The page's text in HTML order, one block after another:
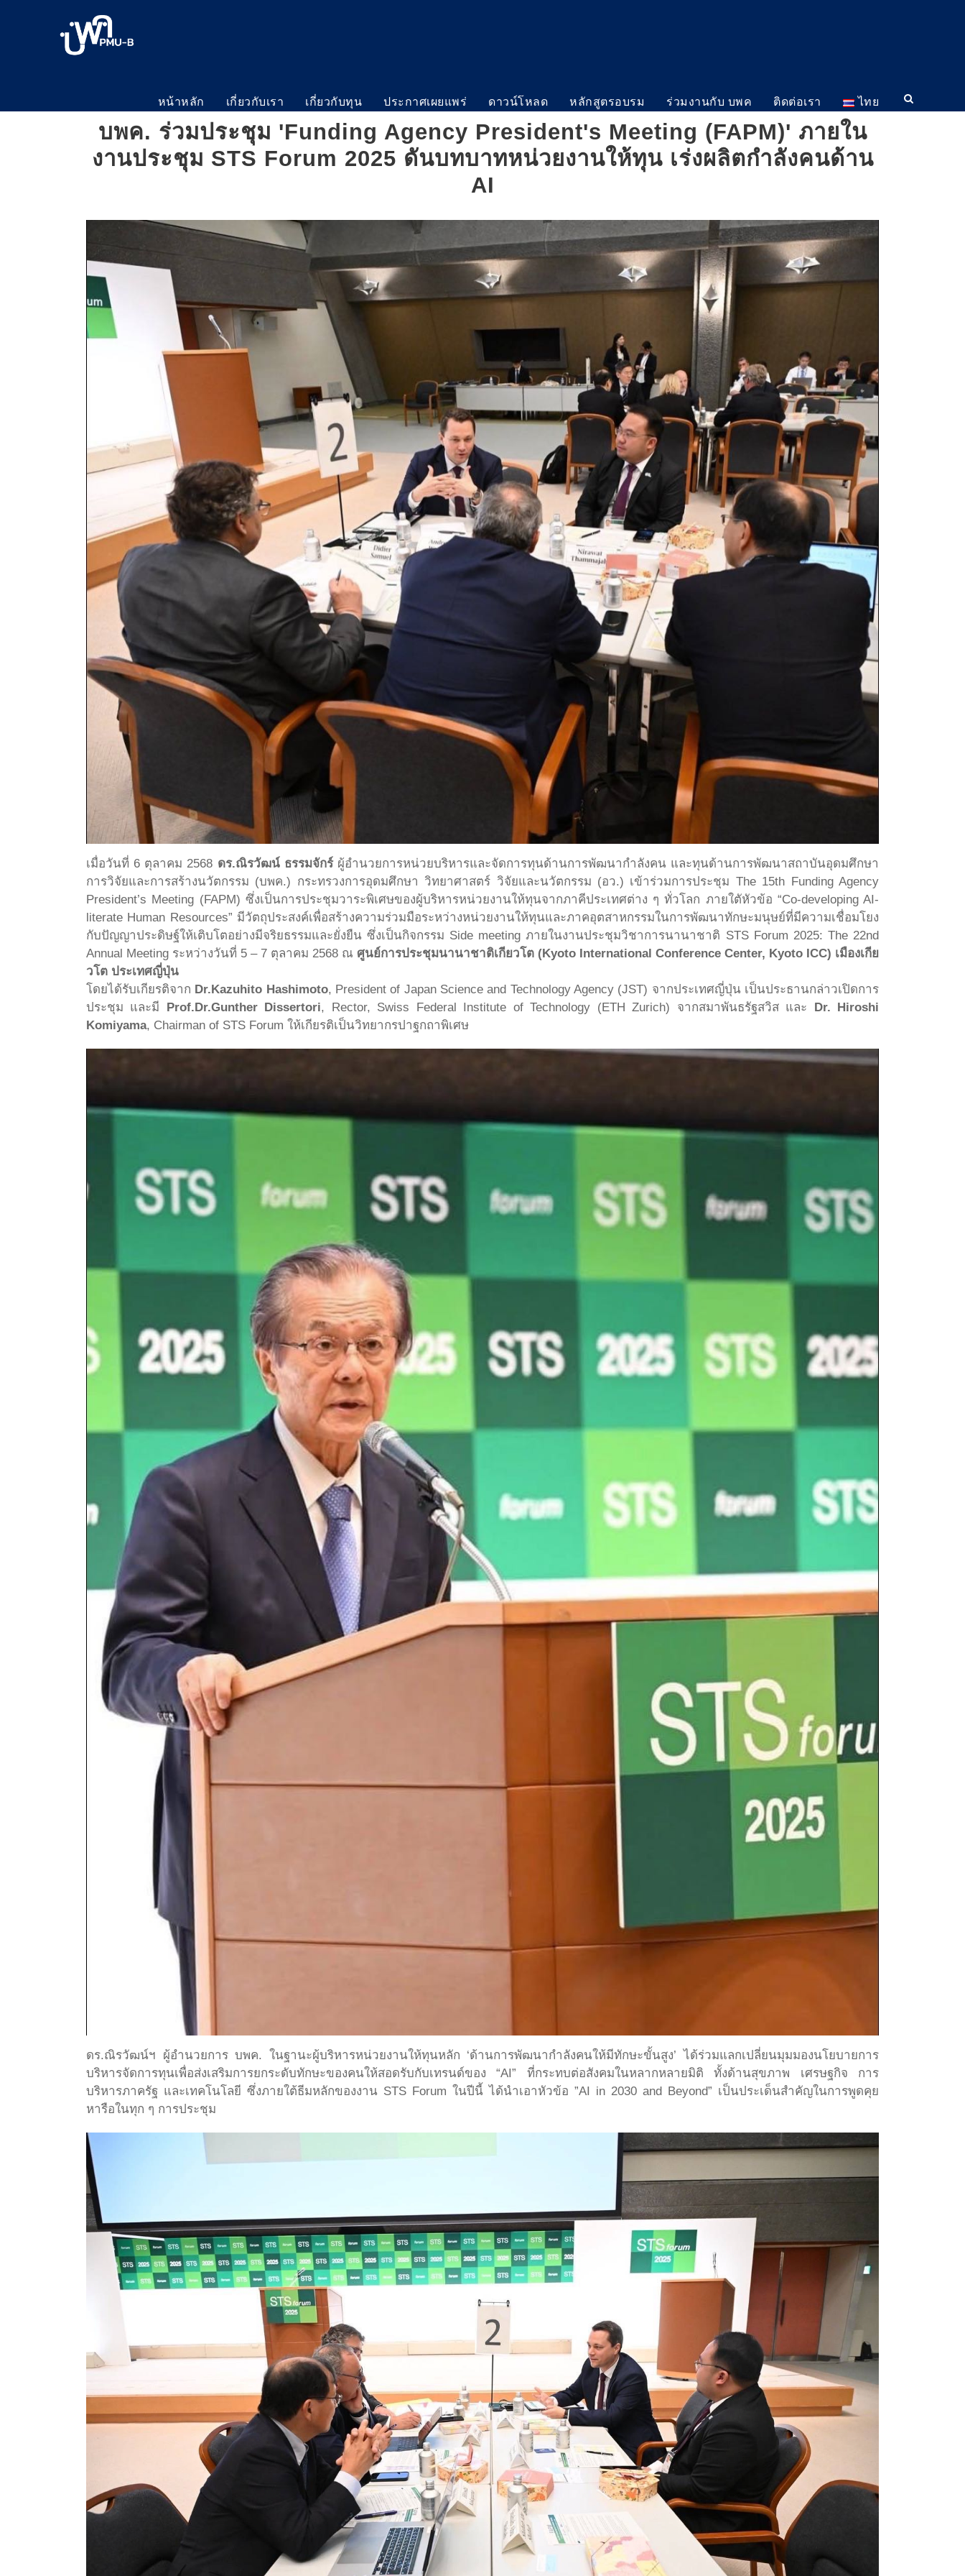
หน้าหลัก เกี่ยวกับเรา เกี่ยวกับทุน ประกาศเผยแพร่ ดาวน์โหลด หลักสูตรอบรม ร่วมงานกับ บพค ติดต่อเรา ไทย
บพค. ร่วมประชุม 'Funding Agency President's Meeting (FAPM)' ภายใน
งานประชุม STS Forum 2025 ดันบทบาทหน่วยงานให้ทุน เร่งผลิตกำลังคนด้าน
AI
เมื่อวันที่ 6 ตุลาคม 2568 ดร.ณิรวัฒน์ ธรรมจักร์ผู้อำนวยการหน่วยบริหารและจัดการทุนด้านการพัฒนากำลังคน และทุนด้านการพัฒนาสถาบันอุดมศึกษา
การวิจัยและการสร้างนวัตกรรม (บพค.) กระทรวงการอุดมศึกษา วิทยาศาสตร์ วิจัยและนวัตกรรม (อว.) เข้าร่วมการประชุม The 15th Funding Agency
President’s Meeting (FAPM) ซึ่งเป็นการประชุมวาระพิเศษของผู้บริหารหน่วยงานให้ทุนจากภาคีประเทศต่าง ๆ ทั่วโลก ภายใตัหัวข้อ “Co-developing AI-
literate Human Resources” มีวัตถุประสงค์เพื่อสร้างความร่วมมือระหว่างหน่วยงานให้ทุนและภาคอุตสาหกรรมในการพัฒนาทักษะมนุษย์ที่มีความเชื่อมโยง
กับปัญญาประดิษฐ์ให้เติบโตอย่างมีจริยธรรมและยั่งยืน ซึ่งเป็นกิจกรรม Side meeting ภายในงานประชุมวิชาการนานาชาติ STS Forum 2025: The 22nd
Annual Meeting ระหว่างวันที่ 5 – 7 ตุลาคม 2568 ณ ศูนย์การประชุมนานาชาติเกียวโต (Kyoto International Conference Center, Kyoto ICC) เมืองเกีย
วโต ประเทศญี่ปุ่น
โดยได้รับเกียรติจาก Dr.Kazuhito Hashimoto, President of Japan Science and Technology Agency (JST) จากประเทศญี่ปุ่น เป็นประธานกล่าวเปิดการ
ประชุม และมี Prof.Dr.Gunther Dissertori, Rector, Swiss Federal Institute of Technology (ETH Zurich) จากสมาพันธรัฐสวิส และ Dr. Hiroshi
Komiyama, Chairman of STS Forum ให้เกียรติเป็นวิทยากรปาฐกถาพิเศษ
ดร.ณิรวัฒน์ฯ ผู้อำนวยการ บพค. ในฐานะผู้บริหารหน่วยงานให้ทุนหลัก ‘ด้านการพัฒนากำลังคนให้มีทักษะขั้นสูง’ ได้ร่วมแลกเปลี่ยนมุมมองนโยบายการ
บริหารจัดการทุนเพื่อส่งเสริมการยกระดับทักษะของคนให้สอดรับกับเทรนด์ของ “AI” ที่กระทบต่อสังคมในหลากหลายมิติ ทั้งด้านสุขภาพ เศรษฐกิจ การ
บริหารภาครัฐ และเทคโนโลยี ซึ่งภายใต้ธีมหลักของงาน STS Forum ในปีนี้ ได้นำเอาหัวข้อ ”AI in 2030 and Beyond” เป็นประเด็นสำคัญในการพูดคุย
หารือในทุก ๆ การประชุม